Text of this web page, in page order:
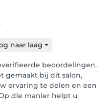
naar laag
beoordelingen.
gemaakt bij dit salon,
ervaring te delen en een
die manier helpt u